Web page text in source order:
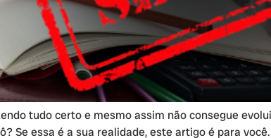
tudo certo e mesmo assim não consegue
Se essa é a sua realidade, este artigo é para